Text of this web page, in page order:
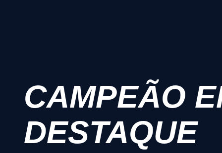
CAMPEÃO
DESTAQUE